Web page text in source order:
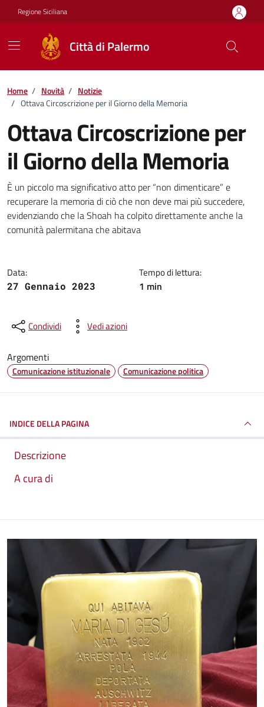
Vai ai contenuti
Vai al footer
Regione Siciliana
Città di Palermo
Home / Novità / Notizie
/ Ottava Circoscrizione per il Giorno della Memoria
Ottava Circoscrizione per
il Giorno della Memoria
Dettagli della notizia
È un piccolo ma significativo atto per “non dimenticare” e
recuperare la memoria di ciò che non deve mai più succedere,
evidenziando che la Shoah ha colpito direttamente anche la
comunità palermitana che abitava
Data:
27 Gennaio 2023
Tempo di lettura:
1 min
Condividi Vedi azioni
Argomenti
Comunicazione istituzionale Comunicazione politica
INDICE DELLA PAGINA
Descrizione
A cura di